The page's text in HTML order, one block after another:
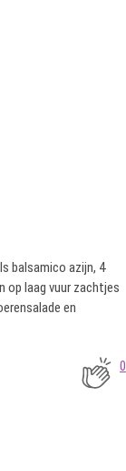
balsamico azijn, 4
op laag vuur zachtjes
en
0